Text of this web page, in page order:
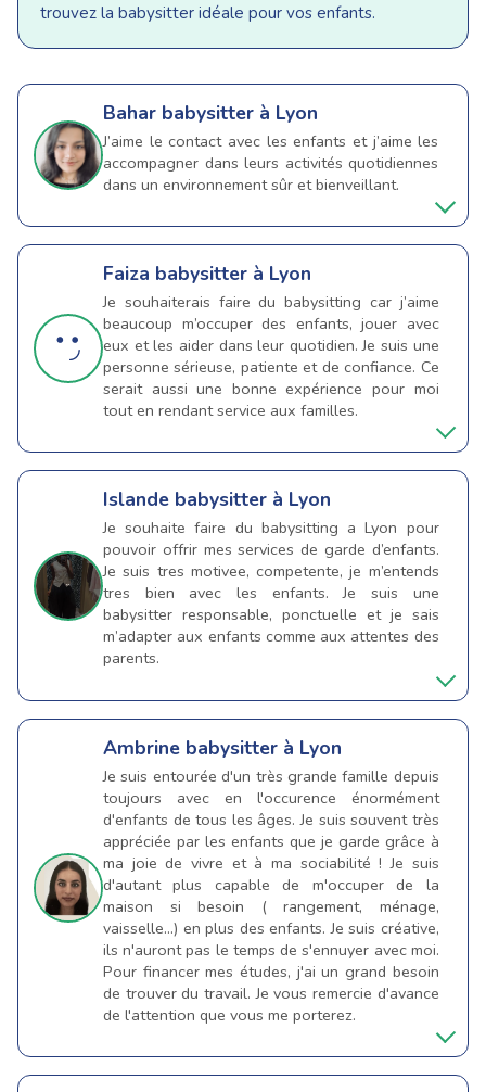
trouvez la babysitter idéale pour vos enfants.
Bahar babysitter à Lyon
J’aime le contact avec les enfants et j’aime les
accompagner dans leurs activités quotidiennes
dans un environnement sûr et bienveillant.
Faiza babysitter à Lyon
Je souhaiterais faire du babysitting car j’aime
beaucoup m’occuper des enfants, jouer avec
eux et les aider dans leur quotidien. Je suis une
personne sérieuse, patiente et de confiance. Ce
serait aussi une bonne expérience pour moi
tout en rendant service aux familles.
Islande babysitter à Lyon
Je souhaite faire du babysitting a Lyon pour
pouvoir offrir mes services de garde d’enfants.
Je suis tres motivee, competente, je m’entends
tres bien avec les enfants. Je suis une
babysitter responsable, ponctuelle et je sais
m’adapter aux enfants comme aux attentes des
parents.
Ambrine babysitter à Lyon
Je suis entourée d'un très grande famille depuis
toujours avec en l'occurence énormément
d'enfants de tous les âges. Je suis souvent très
appréciée par les enfants que je garde grâce à
ma joie de vivre et à ma sociabilité ! Je suis
d'autant plus capable de m'occuper de la
maison si besoin ( rangement, ménage,
vaisselle...) en plus des enfants. Je suis créative,
ils n'auront pas le temps de s'ennuyer avec moi.
Pour financer mes études, j'ai un grand besoin
de trouver du travail. Je vous remercie d'avance
de l'attention que vous me porterez.